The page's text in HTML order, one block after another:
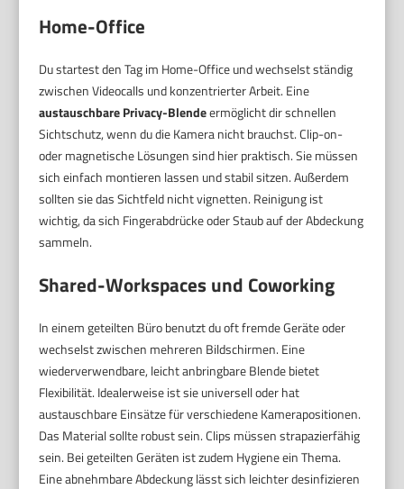
Home-Office
Du startest den Tag im Home-Office und wechselst ständig
zwischen Videocalls und konzentrierter Arbeit. Eine
austauschbare Privacy-Blendeermöglicht dir schnellen
Sichtschutz, wenn du die Kamera nicht brauchst. Clip-on-
oder magnetische Lösungen sind hier praktisch. Sie müssen
sich einfach montieren lassen und stabil sitzen. Außerdem
sollten sie das Sichtfeld nicht vignetten. Reinigung ist
wichtig, da sich Fingerabdrücke oder Staub auf der Abdeckung
sammeln.
Shared-Workspaces und Coworking
In einem geteilten Büro benutzt du oft fremde Geräte oder
wechselst zwischen mehreren Bildschirmen. Eine
wiederverwendbare, leicht anbringbare Blende bietet
Flexibilität. Idealerweise ist sie universell oder hat
austauschbare Einsätze für verschiedene Kamerapositionen.
Das Material sollte robust sein. Clips müssen strapazierfähig
sein. Bei geteilten Geräten ist zudem Hygiene ein Thema.
Eine abnehmbare Abdeckung lässt sich leichter desinfizieren